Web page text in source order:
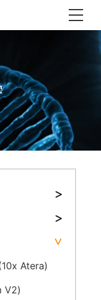
>
>
>
Atera)
V2)